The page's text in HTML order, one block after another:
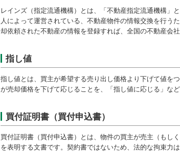
レインズ（指定流通機構）とは、「不動産指定流通機構」
人によって運営されている、不動産物件の情報交換を行う
却依頼された不動産の情報を登録すれば、全国の不動産会社
指し値
指し値とは、買主が希望する売り出し価格より下げて値を
が売却価格を下げて応じることを、「指し値に応じる」など
買付証明書（買付申込書）
買付証明書（買付申込書）とは、物件の買主が売主（もし
を表明する文書です。契約書ではないため、法的な拘束力は